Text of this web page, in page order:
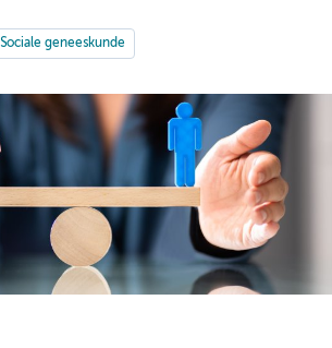
Sociale geneeskunde